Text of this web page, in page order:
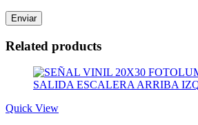
Related products
Quick View